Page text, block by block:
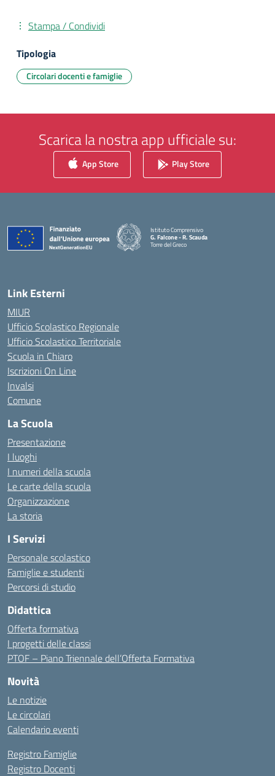
Stampa / Condividi
Tipologia
Circolari docenti e famiglie
Scarica la nostra app ufficiale su:
App Store Play Store
Istituto Comprensivo
G. Falcone - R. Scauda
Torre del Greco
Link Esterni
MIUR
Ufficio Scolastico Regionale
Ufficio Scolastico Territoriale
Scuola in Chiaro
Iscrizioni On Line
Invalsi
Comune
La Scuola
Presentazione
I luoghi
I numeri della scuola
Le carte della scuola
Organizzazione
La storia
I Servizi
Personale scolastico
Famiglie e studenti
Percorsi di studio
Didattica
Offerta formativa
I progetti delle classi
PTOF – Piano Triennale dell’Offerta Formativa
Novità
Le notizie
Le circolari
Calendario eventi
Registro Famiglie
Registro Docenti